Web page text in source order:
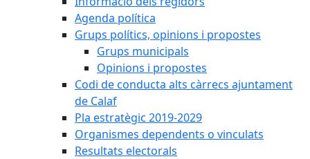
Agenda política
Grups polítics, opinions i propostes
Grups municipals
Opinions i propostes
Codi de conducta alts càrrecs ajuntament
de Calaf
Pla estratègic 2019-2029
Organismes dependents o vinculats
Resultats electorals